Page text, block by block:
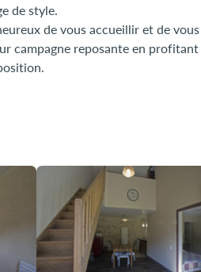
de style.
de vous accueillir et de vous
campagne reposante en profitant